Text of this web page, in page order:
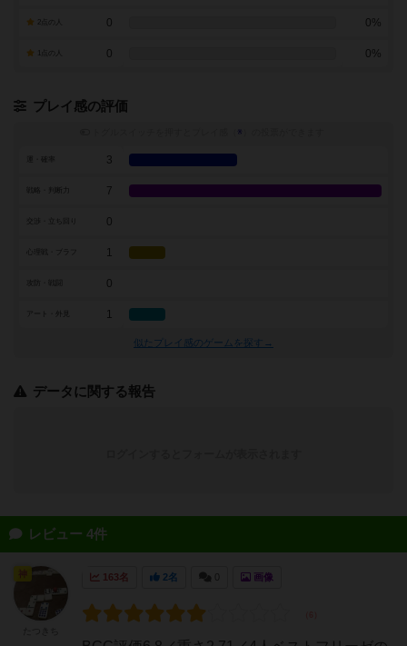
0 0%
0 0%
プレイ感の評価
※
3
戦略・判断力 7
0
1
0
アート・外見 1
似たプレイ感のゲームを探す→
データに関する報告
レビュー 4件
163名 2名 画像
神